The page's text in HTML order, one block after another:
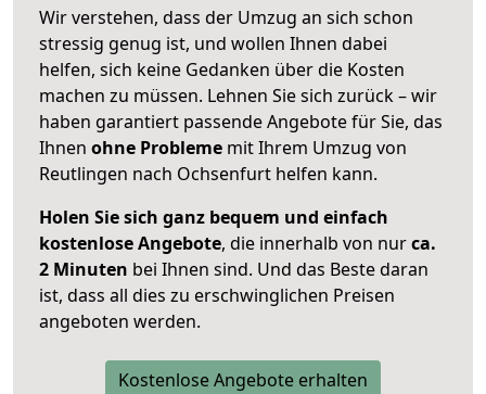
Wir verstehen, dass der Umzug an sich schon
stressig genug ist, und wollen Ihnen dabei
helfen, sich keine Gedanken über die Kosten
machen zu müssen. Lehnen Sie sich zurück – wir
haben garantiert passende Angebote für Sie, das
Ihnen ohne Probleme mit Ihrem Umzug von
Reutlingen nach Ochsenfurt helfen kann.
Holen Sie sich ganz bequem und einfach
kostenlose Angebote, die innerhalb von nurca.
2 Minuten bei Ihnen sind. Und das Beste daran
ist, dass all dies zu erschwinglichen Preisen
angeboten werden.
Kostenlose Angebote erhalten